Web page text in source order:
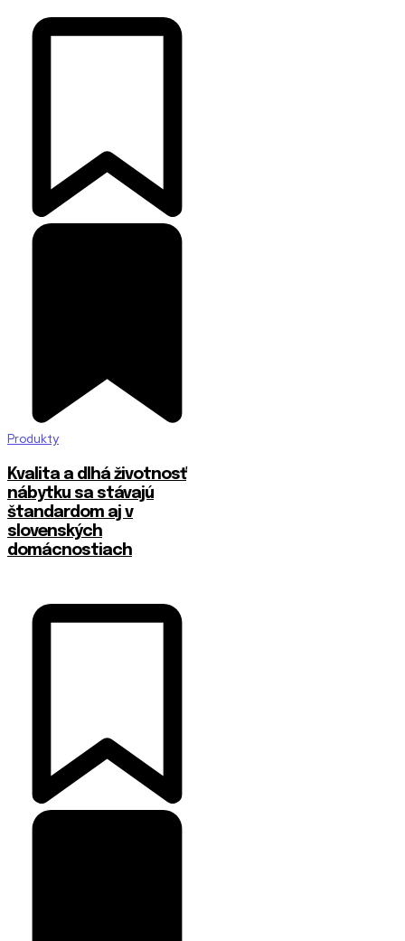
Produkty
​Kvalita a dlhá životnosť
nábytku sa stávajú
štandardom aj v
slovenských
domácnostiach